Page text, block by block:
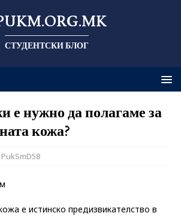
СТУДЕНТСКИ БЛОГ
е нужно да полагаме за
кожа?
PukSmD58
е истинско предизвикателство в